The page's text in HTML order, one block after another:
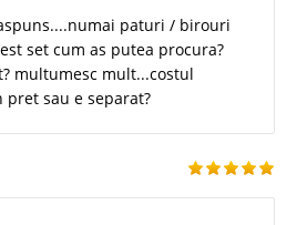
paturi / birouri
set cum as putea procura?
multumesc mult...costul
sau e separat?